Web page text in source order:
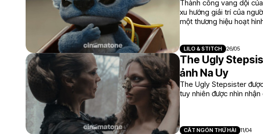
Thành công vang dội
xu hướng giải trí của
một thương hiệu hoạt
LILO & STITCH 26/05
The Ugly
ảnh Na Uy
The Ugly Stepsister
tuy nhiên được nhìn
CẮT NGÓN THỬ HÀI 11/04